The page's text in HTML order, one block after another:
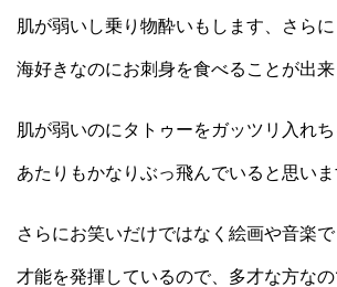
肌が弱いし乗り物酔いもします、さらに
海好きなのにお刺身を食べることが出来
肌が弱いのにタトゥーをガッツリ入れち
あたりもかなりぶっ飛んでいると思いま
さらにお笑いだけではなく絵画や音楽で
才能を発揮しているので、多才な方なの